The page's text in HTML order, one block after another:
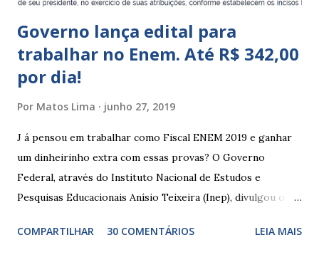
Governo lança edital para
trabalhar no Enem. Até R$ 342,00
por dia!
Por Matos Lima junho 27, 2019
J á pensou em trabalhar como Fiscal ENEM 2019 e ganhar
um dinheirinho extra com essas provas? O Governo
Federal, através do Instituto Nacional de Estudos e
Pesquisas Educacionais Anísio Teixeira (Inep), divulgou o
Enem 2019. O Exame Nacional do Ensino Médio ou ENEM é
COMPARTILHAR 30 COMENTÁRIOS LEIA MAIS